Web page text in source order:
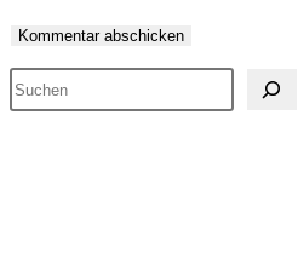
Suchen